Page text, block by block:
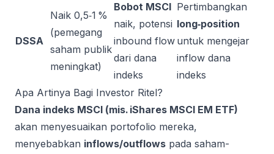
DSSA
Naik 0,5‑1 %
(pemegang
saham publik
meningkat)
Bobot MSCI
naik, potensi
inbound flow
dari dana
indeks
Pertimbangkan
long‑position
untuk mengejar
inflow dana
indeks
Apa Artinya Bagi Investor Ritel?
Dana indeks MSCI (mis. iShares MSCI EM ETF)
akan menyesuaikan portofolio mereka,
menyebabkan inflows/outflows pada saham-